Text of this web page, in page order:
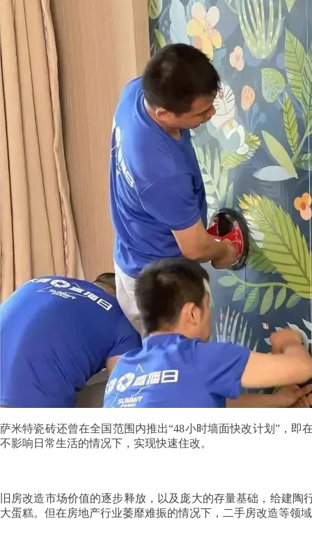
萨米特瓷砖还曾在全国范围内推出“48小时墙面快改计划”，即
不影响日常生活的情况下，实现快速住改。
旧房改造市场价值的逐步释放，以及庞大的存量基础，给建
大蛋糕。但在房地产行业萎靡难振的情况下，二手房改造等领